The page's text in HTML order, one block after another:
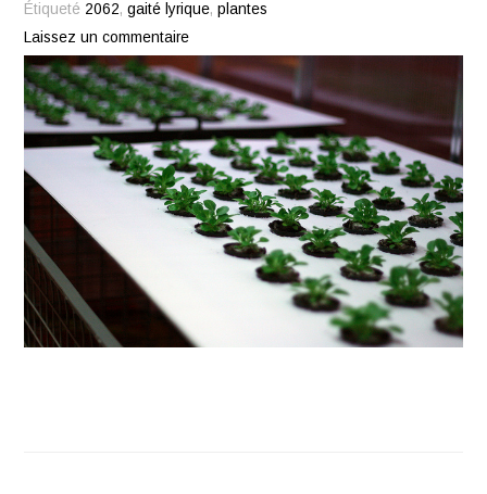
Étiqueté 2062,gaité lyrique,plantes
Laissez un commentaire